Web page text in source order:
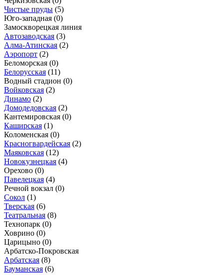
Чистые пруды (5)
Юго-западная (0)
Замоскворецкая линия
Автозаводская (3)
Алма-Атинская (2)
Аэропорт (2)
Беломорская (0)
Белорусская (11)
Водный стадион (0)
Войковская (2)
Динамо (2)
Домодедовская (2)
Кантемировская (0)
Каширская (1)
Коломенская (0)
Красногвардейская (2)
Маяковская (12)
Новокузнецкая (4)
Орехово (0)
Павелецкая (4)
Речной вокзал (0)
Сокол (1)
Тверская (6)
Театральная (8)
Технопарк (0)
Ховрино (0)
Царицыно (0)
Арбатско-Покровская
Арбатская (8)
Бауманская (6)